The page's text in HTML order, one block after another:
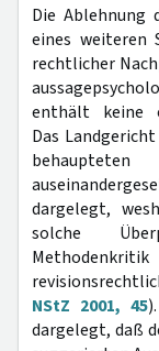
Die Ablehnung
eines weiteren
rechtlicher
enthält keine
Das
dargelegt,
solche
NStZ 2001, 45
dargelegt, daß